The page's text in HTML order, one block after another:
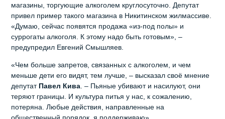
магазины, торгующие алкоголем круглосуточно. Депутат
привел пример такого магазина в Никитинском жилмассиве.
«Думаю, сейчас появятся продажа «из-под полы» и
суррогаты алкоголя. К этому надо быть готовым», –
предупредил Евгений Смышляев.
«Чем больше запретов, связанных с алкоголем, и чем
меньше дети его видят, тем лучше, – высказал своё мнение
депутат Павел Кива . – Пьяные убивают и насилуют, они
теряют границы. И культура питья у нас, к сожалению,
потеряна. Любые действия, направленные на